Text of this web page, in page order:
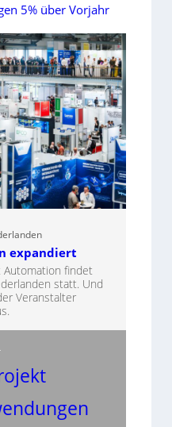
5% über Vorjahr
expandiert
Automation findet
statt. Und
Veranstalter